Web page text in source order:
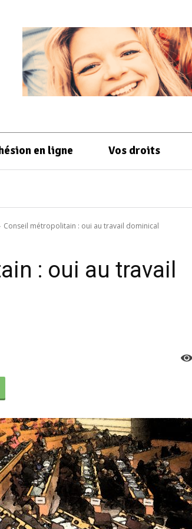
en ligne Vos droits
Conseil métropolitain : oui au travail dominical
: oui au travail